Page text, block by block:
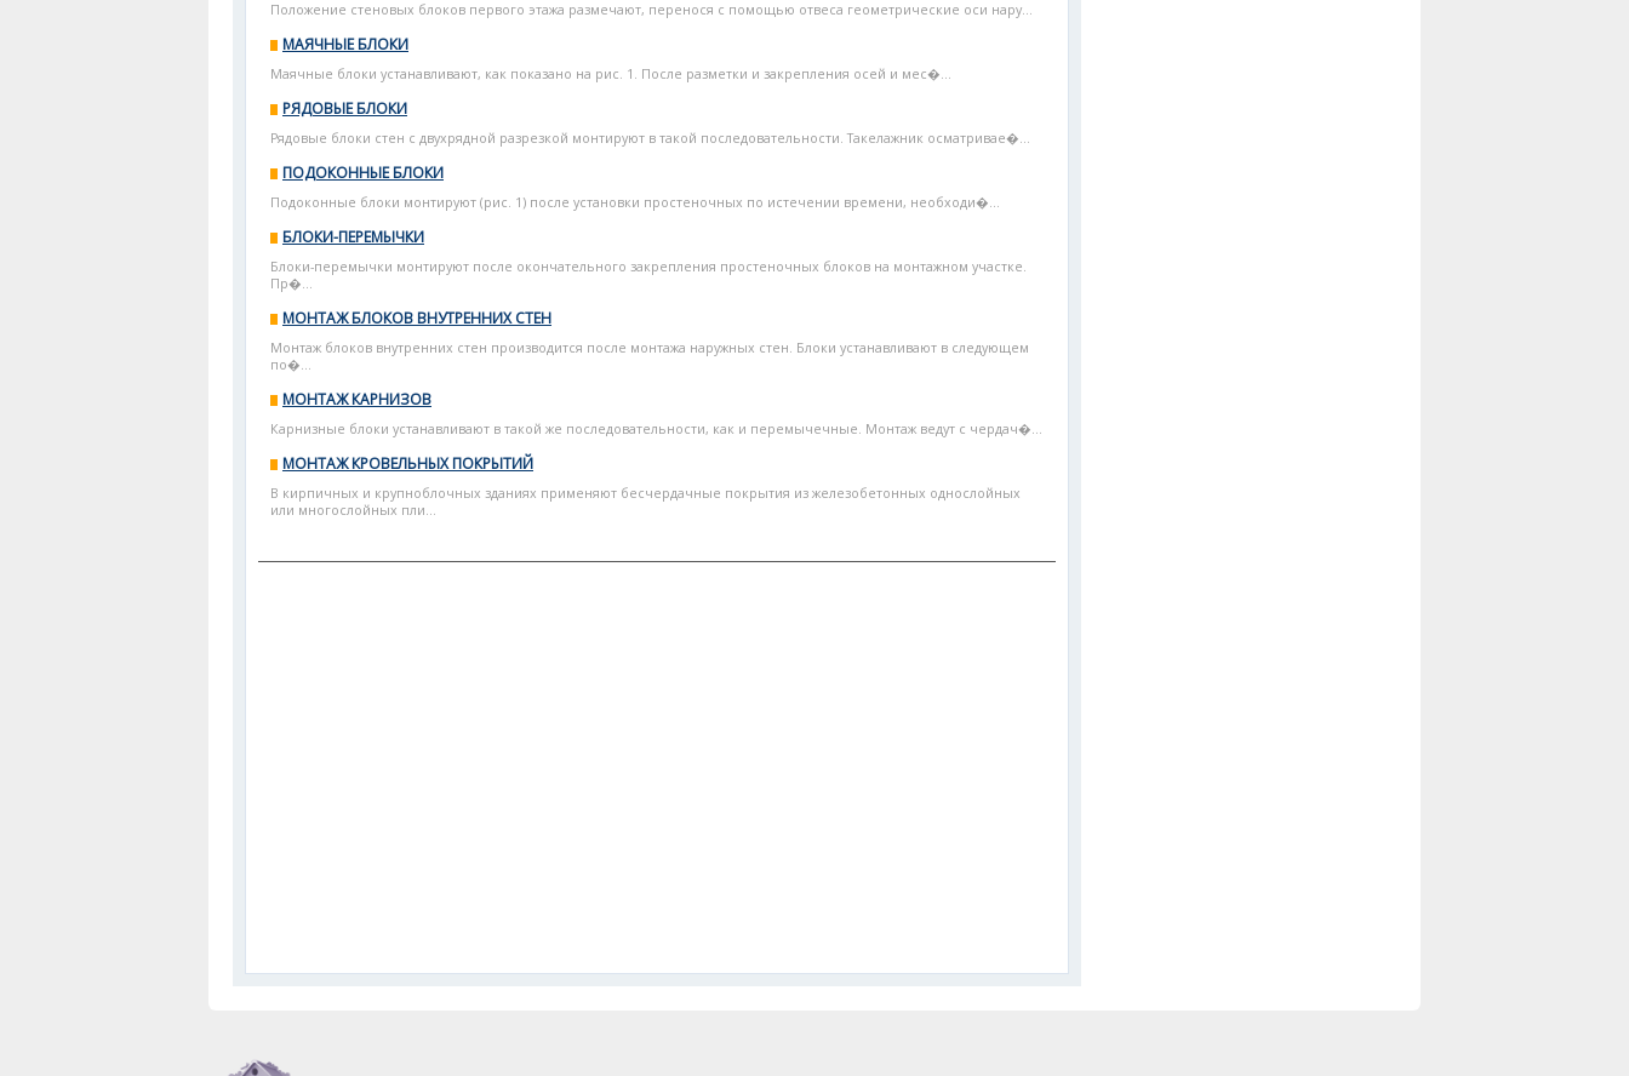
Положение стеновых блоков первого этажа размечают, перенося с помощью отвеса геометрические оси нару...
МАЯЧНЫЕ БЛОКИ
Маячные блоки устанавливают, как показано на рис. 1. После разметки и закрепления осей и мес�...
РЯДОВЫЕ БЛОКИ
Рядовые блоки стен с двухрядной разрезкой монтируют в такой последовательности. Такелажник осматривае�...
ПОДОКОННЫЕ БЛОКИ
Подоконные блоки монтируют (рис. 1) после установки простеночных по истечении времени, необходи�...
БЛОКИ-ПЕРЕМЫЧКИ
Блоки-перемычки монтируют после окончательного закрепления простеночных блоков на монтажном участке.
Пр�...
МОНТАЖ БЛОКОВ ВНУТРЕННИХ СТЕН
Монтаж блоков внутренних стен производится после монтажа наружных стен. Блоки устанавливают в следующем
по�...
МОНТАЖ КАРНИЗОВ
Карнизные блоки устанавливают в такой же последовательности, как и перемычечные. Монтаж ведут с чердач�...
МОНТАЖ КРОВЕЛЬНЫХ ПОКРЫТИЙ
В кирпичных и крупноблочных зданиях применяют бесчердачные покрытия из железобетонных однослойных
или многослойных пли...